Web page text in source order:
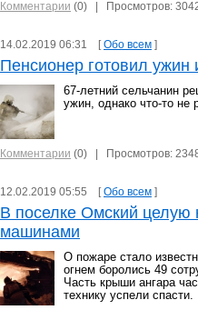
Комментарии (0) | Просмотров:
14.02.2019 06:31 [Обо всем ]
Пенсионер готовил ужин
67-летний сельчанин
ужин, однако что-то не
Комментарии (0) | Просмотров:
12.02.2019 05:55 [Обо всем ]
В поселке Омский целую
машинами
О пожаре стало
огнем боролись 49
Часть крыши ангара
технику успели спасти.